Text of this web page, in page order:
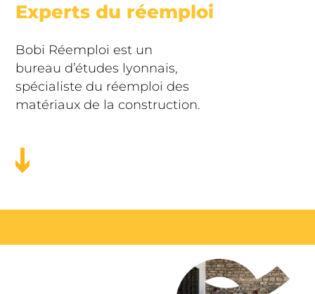
Experts du réemploi
Bobi Réemploi est un
bureau d’études lyonnais,
spécialiste du réemploi des
matériaux de la construction.